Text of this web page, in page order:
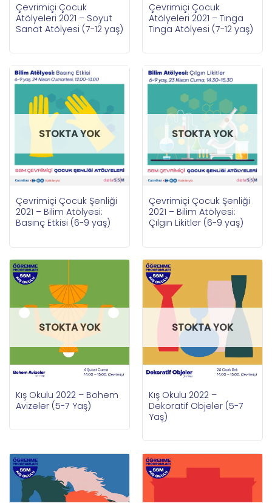
Çevrimiçi Çocuk
Atölyeleri 2021 – Soyut
Sanat Atölyesi (7-12 yaş)
Çevrimiçi Çocuk
Atölyeleri 2021 – Tinga
Tinga Atölyesi (7-12 yaş)
STOKTA YOK
Çevrimiçi Çocuk Şenliği
2021 – Bilim Atölyesi:
Basınç Etkisi (6-9 yaş)
STOKTA YOK
Çevrimiçi Çocuk Şenliği
2021 – Bilim Atölyesi:
Çılgın Likitler (6-9 yaş)
STOKTA YOK
Kış Okulu 2022 – Bohem
Avizeler (5-7 Yaş)
STOKTA YOK
Kış Okulu 2022 –
Dekoratif Objeler (5-7
Yaş)